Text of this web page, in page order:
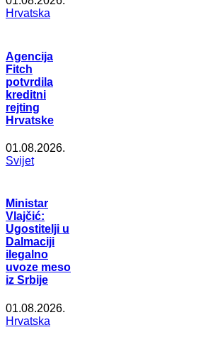
Hrvatska
Agencija
Fitch
potvrdila
kreditni
rejting
Hrvatske
01.08.2026.
Svijet
Ministar
Vlajčić:
Ugostitelji u
Dalmaciji
ilegalno
uvoze meso
iz Srbije
01.08.2026.
Hrvatska